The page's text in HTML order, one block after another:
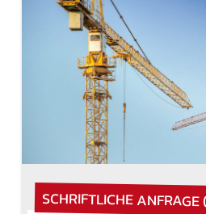
SCHRIFTLICHE